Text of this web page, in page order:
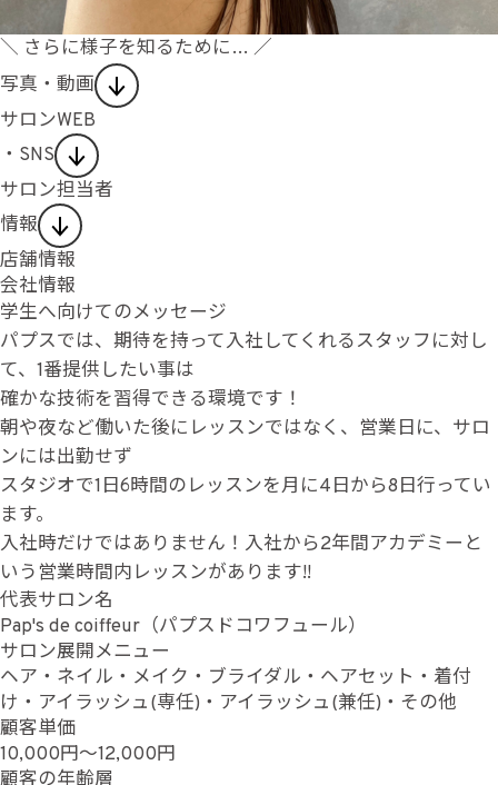
＼ さらに様子を知るために… ／
写真・動画
サロンWEB
・SNS
サロン担当者
情報
店舗情報
会社情報
学生へ向けてのメッセージ
パプスでは、期待を持って入社してくれるスタッフに対し
て、1番提供したい事は
確かな技術を習得できる環境です！
朝や夜など働いた後にレッスンではなく、営業日に、サロ
ンには出勤せず
スタジオで1日6時間のレッスンを月に4日から8日行ってい
ます。
入社時だけではありません！入社から2年間アカデミーと
いう営業時間内レッスンがあります!!
代表サロン名
Pap's de coiffeur（パプスドコワフュール）
サロン展開メニュー
ヘア・ネイル・メイク・ブライダル・ヘアセット・着付
け・アイラッシュ(専任)・アイラッシュ(兼任)・その他
顧客単価
10,000円～12,000円
顧客の年齢層